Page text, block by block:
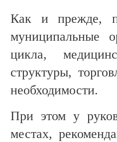
Как и прежде,
муниципальные
цикла,
структуры,
необходимости.
При этом у
местах,